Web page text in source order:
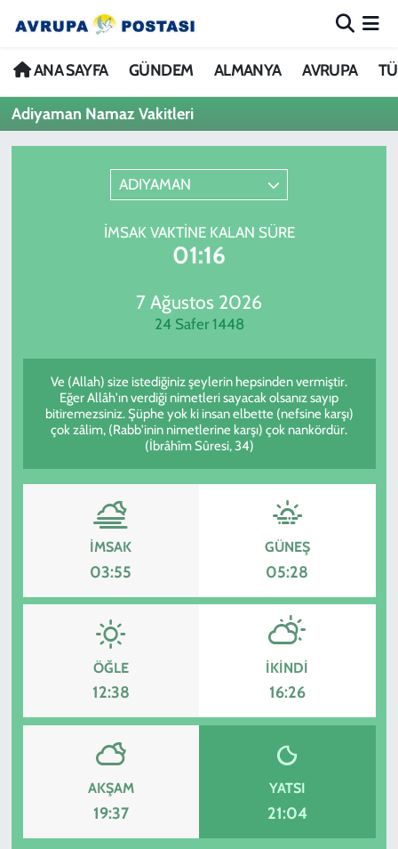
ANA SAYFA GÜNDEM ALMANYA AVRUPA
Adiyaman Namaz Vakitleri
ADIYAMAN
İMSAK VAKTINE KALAN SÜRE
01:16
7 Ağustos 2026
24 Safer 1448
Ve (Allah) size istediğiniz şeylerin hepsinden vermiştir.
Eğer Allâh'ın verdiği nimetleri sayacak olsanız sayıp
bitiremezsiniz. Şüphe yok ki insan elbette (nefsine karşı)
çok zâlim, (Rabb'inin nimetlerine karşı) çok nankördür.
(İbrâhîm Sûresi, 34)
İMSAK
03:55
GÜNEŞ
05:28
ÖĞLE
12:38
İKINDI
16:26
AKŞAM
19:37
YATSI
21:04
ANA SAYFA
GÜNDEM
SPOR
KADIN
Nöbetçi Eczaneler
Hava Durumu
Trafik Durumu
Avrupa Ligi Puan Durumu ve Fikstür
Tüm Manşetler
Haber Arşivi